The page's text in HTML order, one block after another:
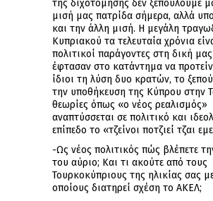
της διχοτόμησης δεν ξεπουλούμε
μισή μας πατρίδα σήμερα, αλλά
και την άλλη μισή. Η μεγάλη
Kυπριακού τα τελευταία χρόνια
πολιτικοί παράγοντες στη δική
έφτασαν στο κατάντημα να
ίδιοι τη λύση δυο κρατών, το
την υποθήκευση της Κύπρου στην
θεωρίες όπως «ο νέος ρεαλισμός»
αναπτύσσεται σε πολιτικό και
επίπεδο το «τζείνοι ποτζιεί τζαι
-Ως νέος πολιτικός πώς βλέπετε
του αύριο; Και τι ακούτε από τους
Τουρκοκύπριους της ηλικίας σας
οποίους διατηρεί σχέση το ΑΚΕΛ;